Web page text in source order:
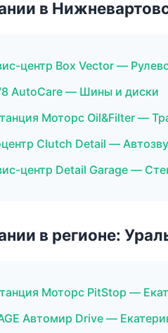
в
центр Box Vector —
AutoCare — Шины и диски
Моторс Oil&Filter —
Clutch Detail —
центр Detail Garage —
в регионе:
Моторс PitStop —
Автомир Drive —